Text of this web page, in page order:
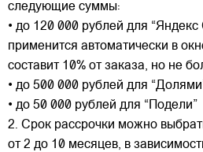
следующие суммы:
• до 120 000 рублей для
применится автоматически в
составит 10% от заказа, но не
• до 500 000 рублей для
• до 50 000 рублей для “Подели”
2. Срок рассрочки можно
от 2 до 10 месяцев, в